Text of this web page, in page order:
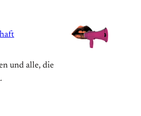
und alle, die